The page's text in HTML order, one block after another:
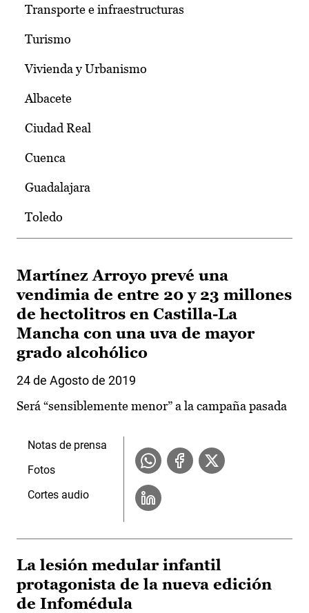
Transporte e infraestructuras
Turismo
Vivienda y Urbanismo
Albacete
Ciudad Real
Cuenca
Guadalajara
Toledo
Martínez Arroyo prevé una
vendimia de entre 20 y 23 millones
de hectolitros en Castilla-La
Mancha con una uva de mayor
grado alcohólico
24 de Agosto de 2019
Será “sensiblemente menor” a la campaña pasada
Notas de prensa
Fotos
Cortes audio
La lesión medular infantil
protagonista de la nueva edición
de Infomédula